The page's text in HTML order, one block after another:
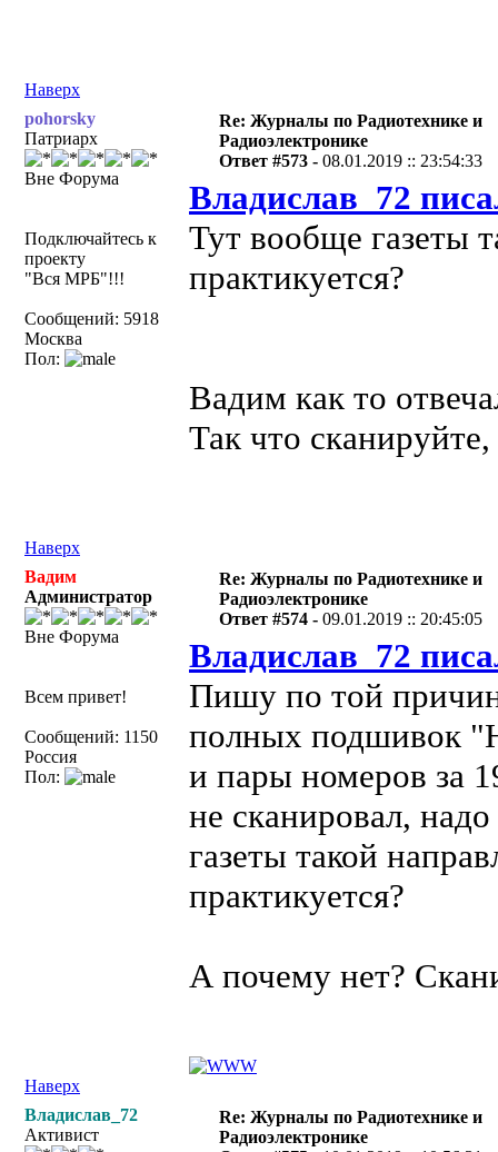
Наверх
pohorsky
Патриарх
Вне Форума
Подключайтесь к
проекту
"Вся МРБ"!!!
Сообщений: 5918
Москва
Пол:
Re: Журналы по Радиотехнике и
Радиоэлектронике
Ответ #573 -08.01.2019 :: 23:54:33
Владислав_72
Тут вообще газеты
практикуется?
Вадим как то
Так что
Наверх
Вадим
Администратор
Вне Форума
Всем привет!
Сообщений: 1150
Россия
Пол:
Re: Журналы по Радиотехнике и
Радиоэлектронике
Ответ #574 -09.01.2019 :: 20:45:05
Владислав_72
Пишу по той
полных подшивок
и пары номеров за
не сканировал,
газеты такой
практикуется?
А почему нет?
Наверх
Владислав_72
Активист
Re: Журналы по Радиотехнике и
Радиоэлектронике